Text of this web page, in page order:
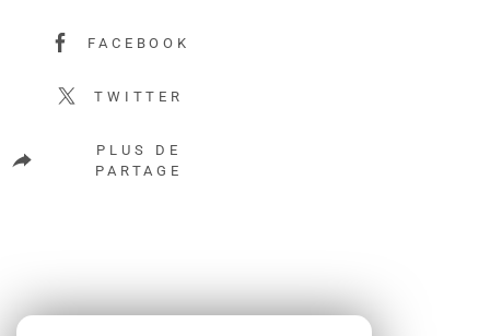
FACEBOOK
TWITTER
PLUS DE
PARTAGE